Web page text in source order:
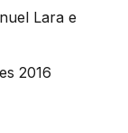
Lara e